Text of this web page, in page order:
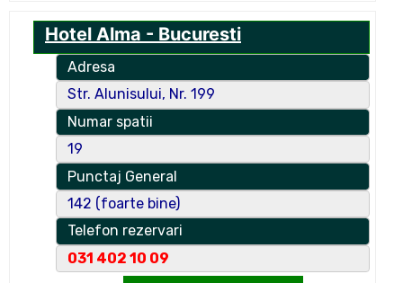
Hotel Alma - Bucuresti
Adresa
Str. Alunisului, Nr. 199
Numar spatii
19
Punctaj General
142 (foarte bine)
Telefon rezervari
031 402 10 09